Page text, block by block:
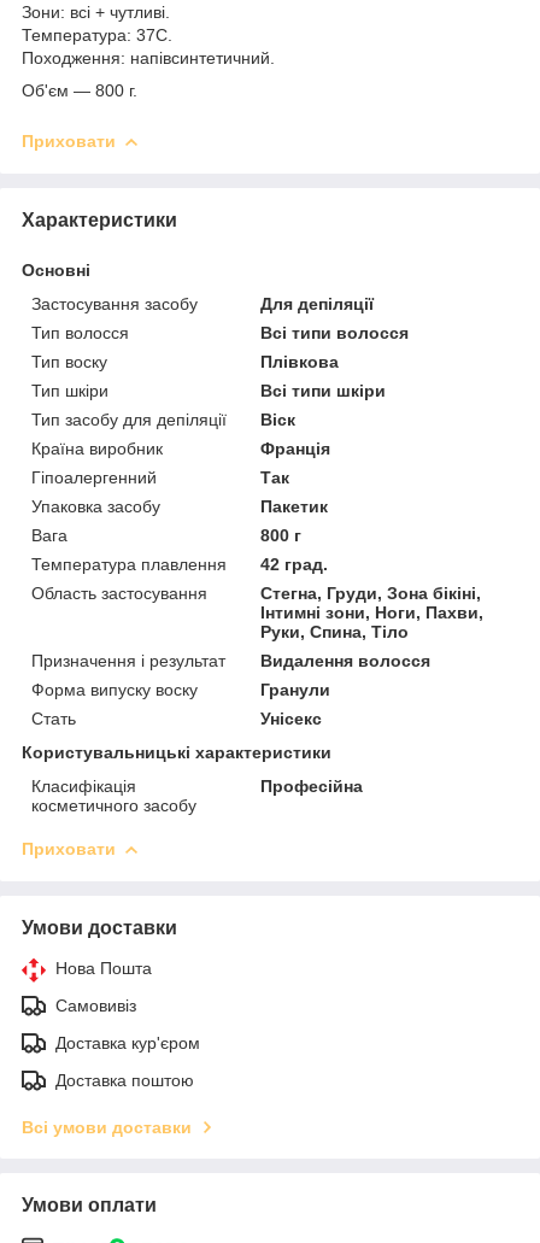
Зони: всі + чутливі.
Температура: 37С.
Походження: напівсинтетичний.
Об'єм — 800 г.
Приховати
Характеристики
Основні
Застосування засобу
Для депіляції
Тип волосся
Всі типи волосся
Тип воску
Плівкова
Тип шкіри
Всі типи шкіри
Тип засобу для депіляції
Віск
Країна виробник
Франція
Гіпоалергенний
Так
Упаковка засобу
Пакетик
Вага
800 г
Температура плавлення
42 град.
Область застосування
Стегна, Груди, Зона бікіні,
Інтимні зони, Ноги, Пахви,
Руки, Спина, Тіло
Призначення і результат
Видалення волосся
Форма випуску воску
Гранули
Стать
Унісекс
Користувальницькі характеристики
Класифікація
косметичного засобу
Професійна
Приховати
Умови доставки
Нова Пошта
Самовивіз
Доставка кур'єром
Доставка поштою
Всі умови доставки
Умови оплати